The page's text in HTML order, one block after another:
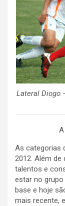
Lateral Diogo
A
As categorias
2012. Além
talentos e
estar no grupo
base e hoje
mais recente,